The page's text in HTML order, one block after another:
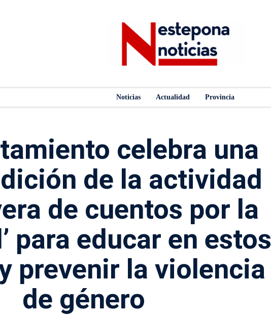
Noticias Actualidad Provincia
celebra una
de la actividad
de cuentos por la
para educar en estos
prevenir la violencia
de género